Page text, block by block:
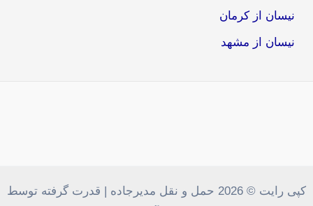
نیسان از کرمان
نیسان از مشهد
کپی رایت © 2026 حمل و نقل مدیرجاده | قدرت گرفته توسط